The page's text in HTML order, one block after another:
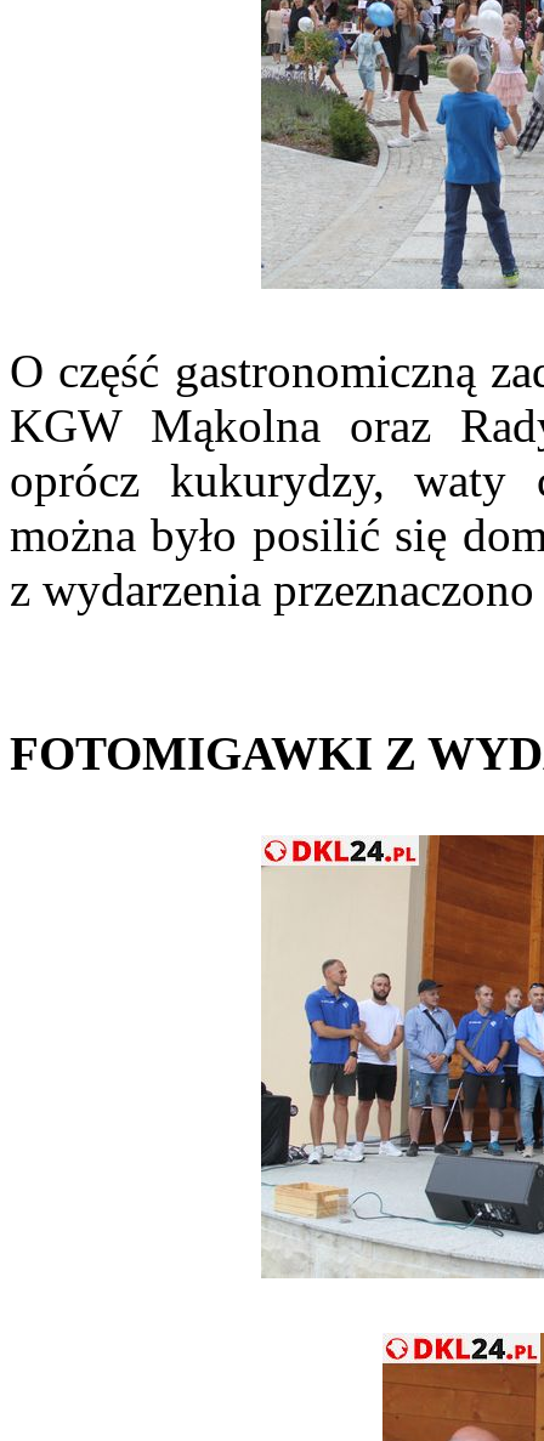
O część gastronomiczną
KGW Mąkolna oraz
oprócz kukurydzy, waty
można było posilić się
z wydarzenia
FOTOMIGAWKI Z